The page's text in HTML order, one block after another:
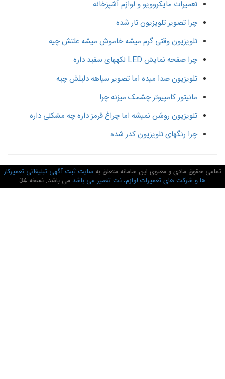
تعمیرات مایکروویو و لوازم آشپزخانه
چرا تصویر تلویزیون تار شده
تلویزیون وقتی گرم میشه خاموش میشه علتش چیه
چرا صفحه نمایش LED لکههای سفید داره
تلویزیون صدا میده اما تصویر سیاهه دلیلش چیه
مانیتور کامپیوتر چشمک میزنه چرا
تلویزیون روشن نمیشه اما چراغ قرمز داره چه مشکلی داره
چرا رنگهای تلویزیون کدر شده
حقوق مادی و معنوی این سامانه متعلق به سایت ثبت آگهی تبلیغاتی تعمیرکار
ها و شرکت های تعمیرات لوازم، نت تعمیر می باشدمی باشد. نسخه 34